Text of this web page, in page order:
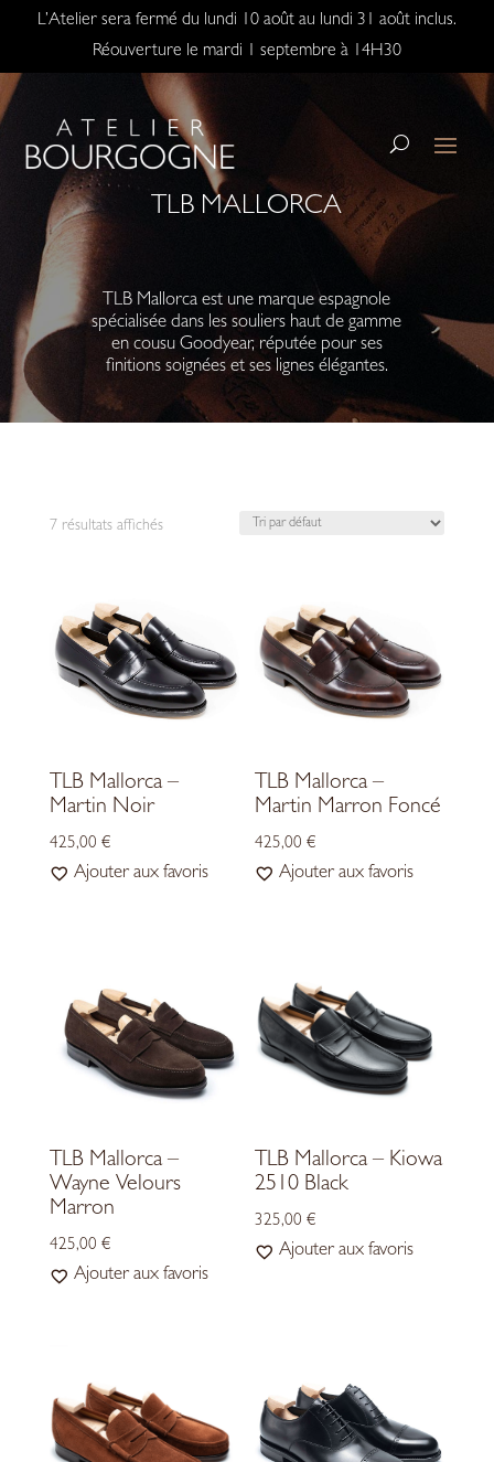
L’Atelier sera fermé du lundi 10 août au lundi 31 août inclus.
Réouverture le mardi 1 septembre à 14H30
TLB MALLORCA
TLB Mallorca est une marque espagnole
spécialisée dans les souliers haut de gamme
en cousu Goodyear, réputée pour ses
finitions soignées et ses lignes élégantes.
7 résultats affichés
TLB Mallorca –
Martin Noir
425,00 €
Ajouter aux favoris
TLB Mallorca –
Martin Marron Foncé
425,00€
Ajouter aux favoris
TLB Mallorca –
Wayne Velours
Marron
425,00 €
Ajouter aux favoris
TLB Mallorca – Kiowa
2510 Black
325,00€
Ajouter aux favoris